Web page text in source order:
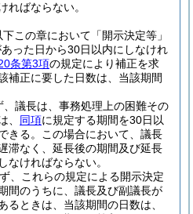
ればならない。
下この章において「開示決定等」
った日から30日以内にしなけれ
条第3項の規定により補正を求
補正に要した日数は、当該期間
議長は、事務処理上の困難その
、 同項に規定する期間を30日以
きる。
この場合において、議長
滞なく、延長後の期間及び延長
なければならない。
、これらの規定による開示決定
間のうちに、議長及び副議長が
るときは、当該期間の日数は、